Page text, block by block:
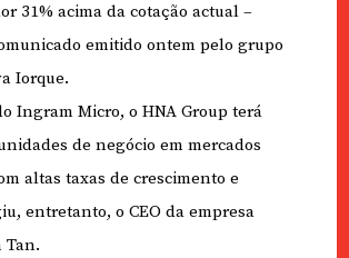
31% acima da cotação actual –
emitido ontem pelo grupo
Iorque.
Ingram Micro, o HNA Group terá
de negócio em mercados
altas taxas de crescimento e
entretanto, o CEO da empresa
Tan.